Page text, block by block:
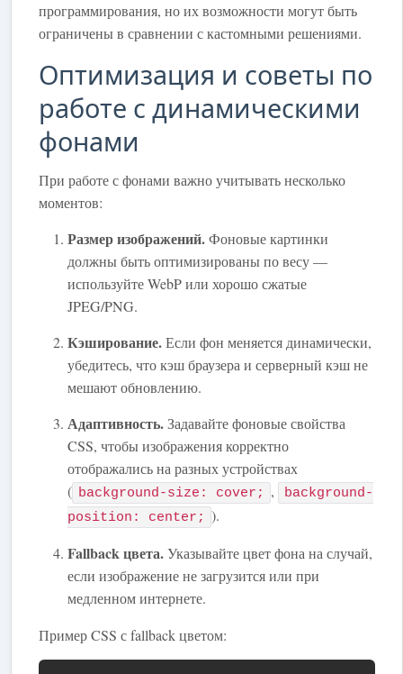
программирования, но их возможности могут быть
ограничены в сравнении с кастомными решениями.
Оптимизация и советы по
работе с динамическими
фонами
При работе с фонами важно учитывать несколько
моментов:
Размер изображений.Фоновые картинки
должны быть оптимизированы по весу —
используйте WebP или хорошо сжатые
JPEG/PNG.
Кэширование.Если фон меняется динамически,
убедитесь, что кэш браузера и серверный кэш не
мешают обновлению.
Адаптивность.Задавайте фоновые свойства
CSS, чтобы изображения корректно
отображались на разных устройствах
( background-size: cover; ,
background-
position: center; ).
Fallback цвета.Указывайте цвет фона на случай,
если изображение не загрузится или при
медленном интернете.
Пример CSS с fallback цветом: